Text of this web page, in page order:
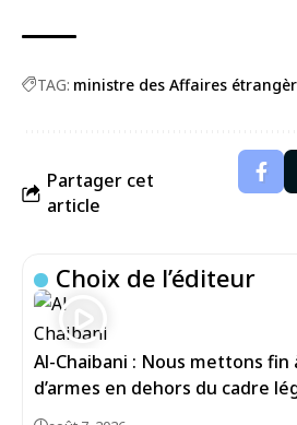
TAG: ministre des Affaires
Partager cet
article
Choix de l’éditeur
Al-Chaibani : Nous mettons
d’armes en dehors du cadre